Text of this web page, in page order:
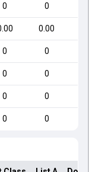
0 0
0.00
0 0
0 0
0 0
0 0